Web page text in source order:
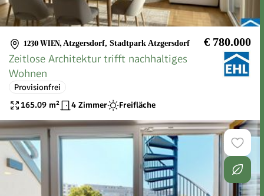
1230 WIEN, Atzgersdorf, Stadtpark Atzgersdorf € 780.000
Zeitlose Architektur trifft nachhaltiges
Wohnen
Provisionfrei
165.09 m² 4 Zimmer Freifläche